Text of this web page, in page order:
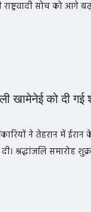
सोच को आगे
खामेनेई को दी
ने तेहरान में ईरान
श्रद्धांजलि समारोह